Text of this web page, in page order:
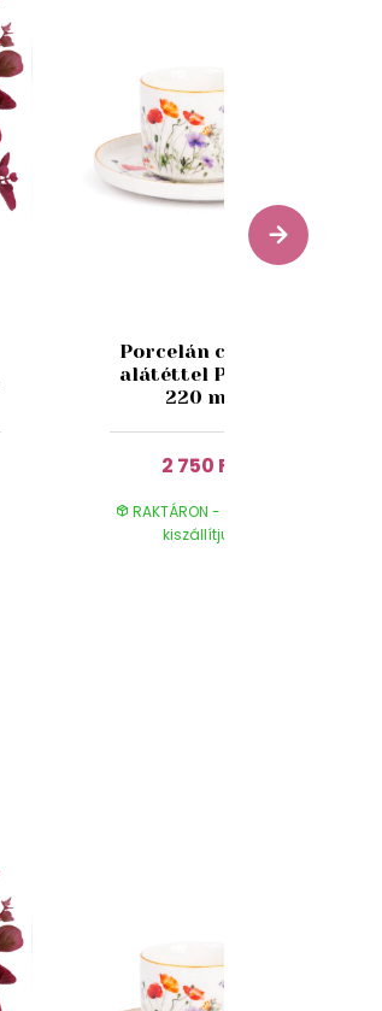
Porcelán csésze
alátéttel Pipacs
220 ml
2 750 Ft
RAKTÁRON - azonnal
kiszállítjuk